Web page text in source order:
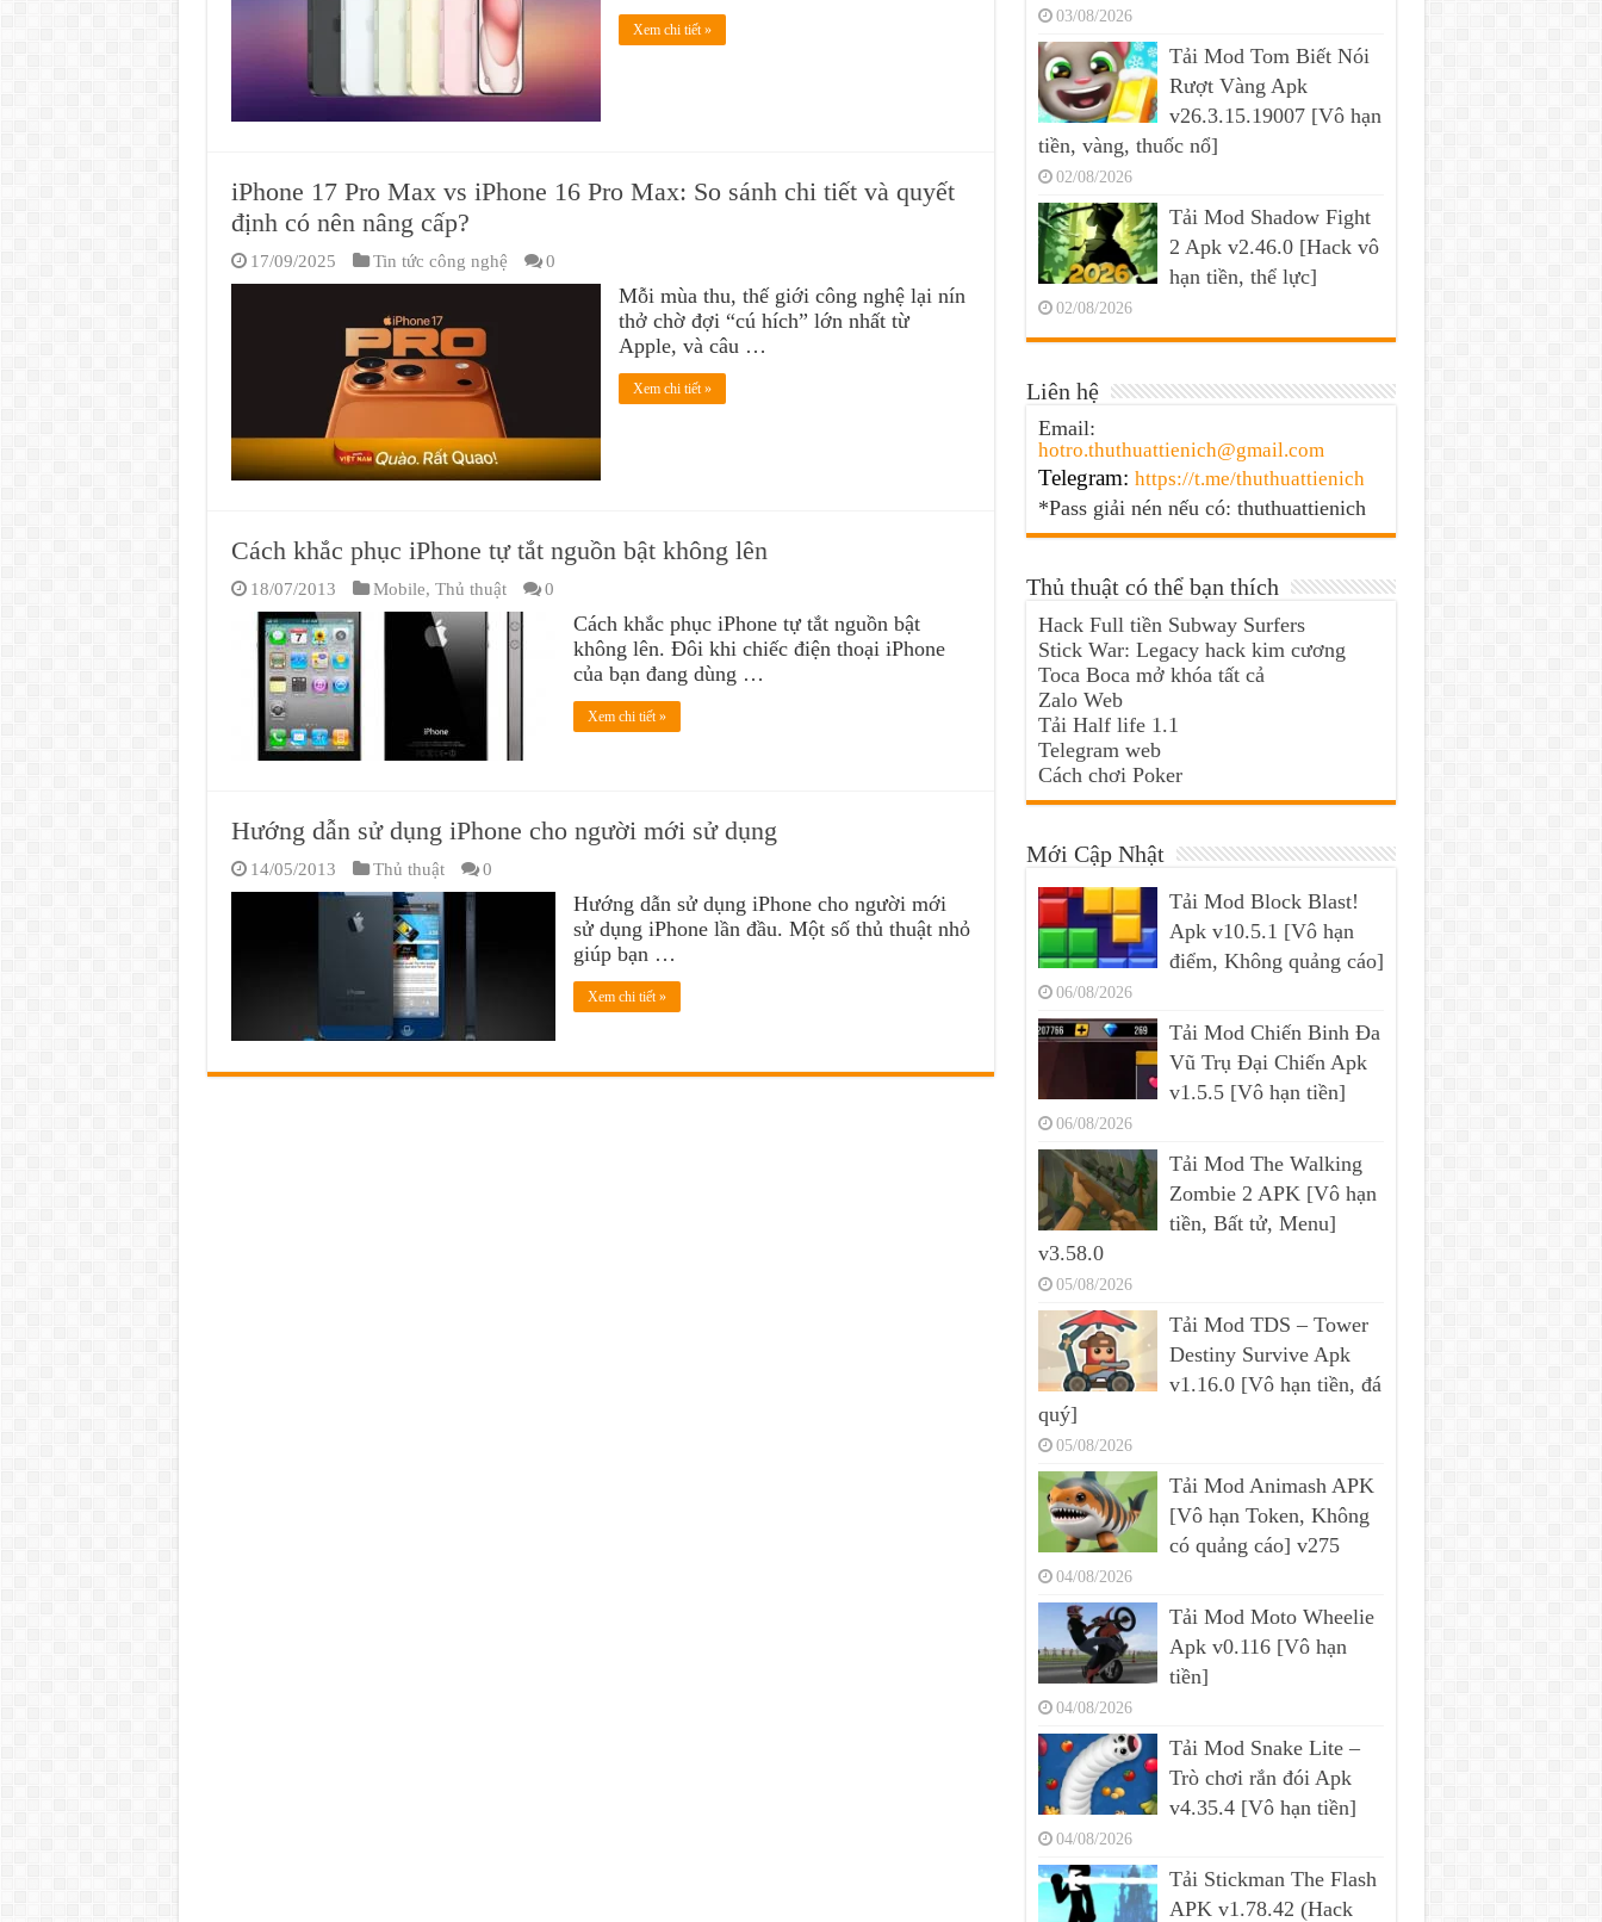
Xem chi tiết »
iPhone 17 Pro Max vs iPhone 16 Pro Max: So sánh chi tiết và quyết
định có nên nâng cấp?
17/09/2025 Tin tức công nghệ 0
Mỗi mùa thu, thế giới công nghệ lại nín
thở chờ đợi “cú hích” lớn nhất từ
Apple, và câu …
Xem chi tiết »
Cách khắc phục iPhone tự tắt nguồn bật không lên
18/07/2013 Mobile, Thủ thuật 0
Cách khắc phục iPhone tự tắt nguồn bật
không lên. Đôi khi chiếc điện thoại iPhone
của bạn đang dùng …
Xem chi tiết »
Hướng dẫn sử dụng iPhone cho người mới sử dụng
14/05/2013 Thủ thuật 0
Hướng dẫn sử dụng iPhone cho người mới
sử dụng iPhone lần đầu. Một số thủ thuật nhỏ
giúp bạn …
Xem chi tiết »
03/08/2026
Tải Mod Tom Biết Nói
Rượt Vàng Apk
v26.3.15.19007 [Vô hạn
tiền, vàng, thuốc nổ]
02/08/2026
Tải Mod Shadow Fight
2 Apk v2.46.0 [Hack vô
hạn tiền, thể lực]
02/08/2026
Liên hệ
Email:
hotro.thuthuattienich@gmail.com
Telegram: https://t.me/thuthuattienich
*Pass giải nén nếu có: thuthuattienich
Thủ thuật có thể bạn thích
Hack Full tiền Subway Surfers
Stick War: Legacy hack kim cương
Toca Boca mở khóa tất cả
Zalo Web
Tải Half life 1.1
Telegram web
Cách chơi Poker
Mới Cập Nhật
Tải Mod Block Blast!
Apk v10.5.1 [Vô hạn
điểm, Không quảng cáo]
06/08/2026
Tải Mod Chiến Binh Đa
Vũ Trụ Đại Chiến Apk
v1.5.5 [Vô hạn tiền]
06/08/2026
Tải Mod The Walking
Zombie 2 APK [Vô hạn
tiền, Bất tử, Menu]
v3.58.0
05/08/2026
Tải Mod TDS – Tower
Destiny Survive Apk
v1.16.0 [Vô hạn tiền, đá
quý]
05/08/2026
Tải Mod Animash APK
[Vô hạn Token, Không
có quảng cáo] v275
04/08/2026
Tải Mod Moto Wheelie
Apk v0.116 [Vô hạn
tiền]
04/08/2026
Tải Mod Snake Lite –
Trò chơi rắn đói Apk
v4.35.4 [Vô hạn tiền]
04/08/2026
Tải Stickman The Flash
APK v1.78.42 (Hack